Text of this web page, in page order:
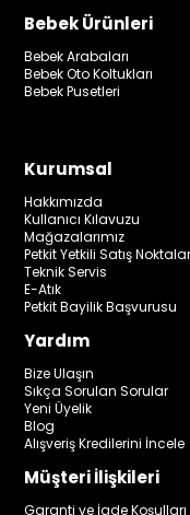
Bebek Ürünleri
Bebek Arabaları
Bebek Oto Koltukları
Bebek Pusetleri
Kurumsal
Hakkımızda
Kullanıcı Kılavuzu
Mağazalarımız
Petkit Yetkili Satış
Teknik Servis
E-Atık
Petkit Bayilik Başvurusu
Yardım
Bize Ulaşın
Sıkça Sorulan Sorular
Yeni Üyelik
Blog
Alışveriş Kredilerini İncele
Müşteri İlişkileri
Garanti ve İade Koşulları